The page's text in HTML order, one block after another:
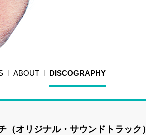
ABOUT DISCOGRAPHY
（オリジナル・サウンドトラック）